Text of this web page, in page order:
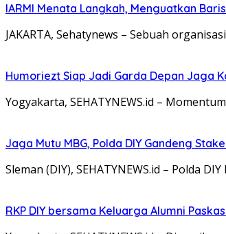
IARMI Menata Langkah, Menguatkan
JAKARTA, Sehatynews – Sebuah
Humoriezt Siap Jadi Garda Depan Jaga
Yogyakarta, SEHATYNEWS.id –
Jaga Mutu MBG, Polda DIY Gandeng
Sleman (DIY), SEHATYNEWS.id – Polda
RKP DIY bersama Keluarga Alumni